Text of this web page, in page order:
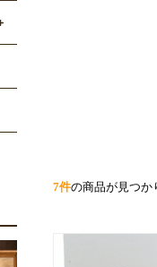
7件の商品が見つか